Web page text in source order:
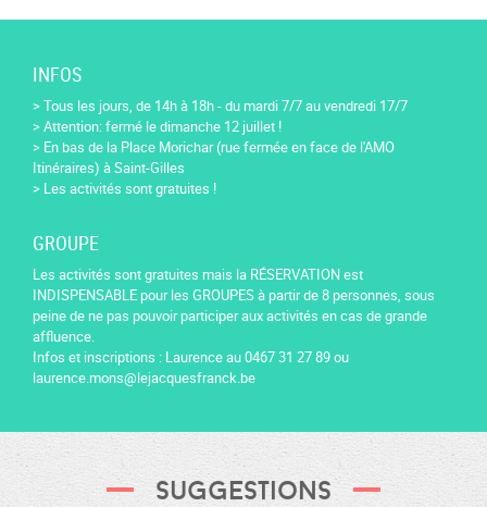
INFOS
> Tous les jours, de 14h à 18h - du mardi 7/7 au vendredi 17/7
> Attention: fermé le dimanche 12 juillet !
> En bas de la Place Morichar (rue fermée en face de l'AMO
Itinéraires) à Saint-Gilles
> Les activités sont gratuites !
GROUPE
Les activités sont gratuites mais la RÉSERVATION est
INDISPENSABLE pour les GROUPES à partir de 8 personnes, sous
peine de ne pas pouvoir participer aux activités en cas de grande
affluence.
Infos et inscriptions : Laurence au 0467 31 27 89 ou
laurence.mons@lejacquesfranck.be
Suggestions